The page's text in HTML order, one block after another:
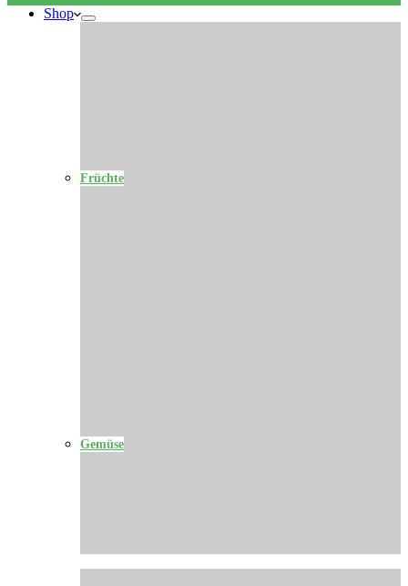
Ergebnisse
Shop
Früchte
Gemüse